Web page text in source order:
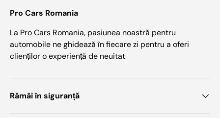
Pro Cars Romania
La Pro Cars Romania, pasiunea noastră pentru
automobile ne ghidează în fiecare zi pentru a oferi
clienților o experiență de neuitat
Rămâi în siguranță